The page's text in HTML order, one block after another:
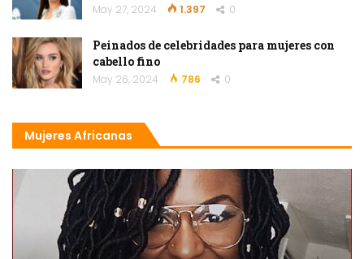
May 27, 2024 1.397 0
Peinados de celebridades para mujeres con
cabello fino
May 26, 2024 786 0
Mujeres Africanas